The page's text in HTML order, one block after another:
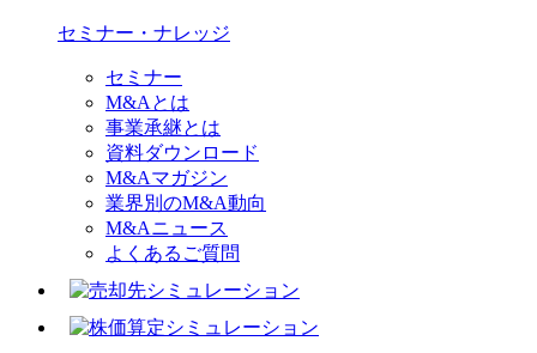
セミナー・ナレッジ
セミナー
M&Aとは
事業承継とは
資料ダウンロード
M&Aマガジン
業界別のM&A動向
M&Aニュース
よくあるご質問